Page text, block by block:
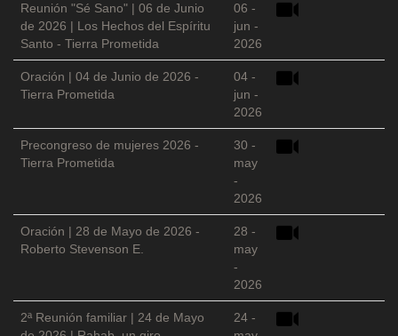
Reunión "Sé Sano" | 06 de Junio
de 2026 | Los Hechos del Espíritu
Santo - Tierra Prometida
06 -
jun -
2026
Oración | 04 de Junio de 2026 -
Tierra Prometida
04 -
jun -
2026
Precongreso de mujeres 2026 -
Tierra Prometida
30 -
may
-
2026
Oración | 28 de Mayo de 2026 -
Roberto Stevenson E.
28 -
may
-
2026
2ª Reunión familiar | 24 de Mayo
24 -